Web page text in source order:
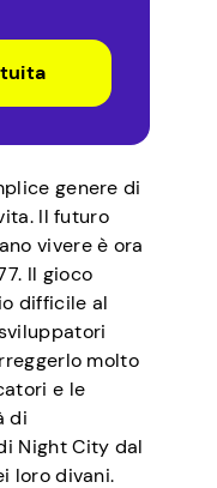
genere di
Il futuro
vivere è ora
Il gioco
difficile al
molto
e le
di
Night City dal
loro divani.